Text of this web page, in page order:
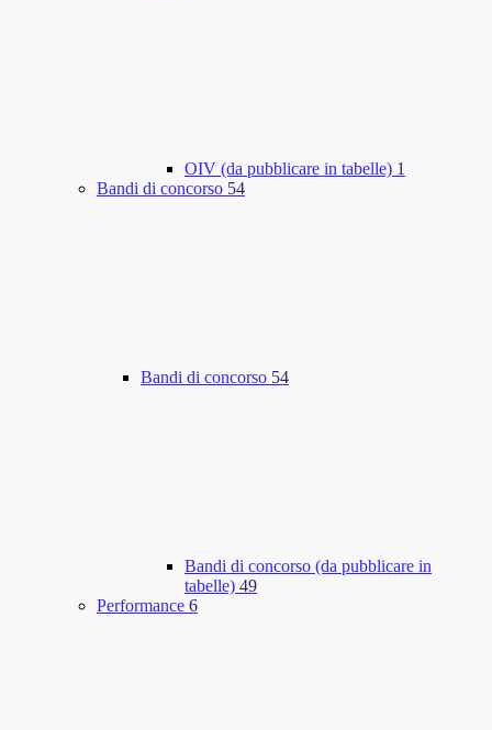
OIV (da pubblicare in tabelle) 1
Bandi di concorso 54
Bandi di concorso 54
Bandi di concorso (da pubblicare in
tabelle) 49
Performance 6